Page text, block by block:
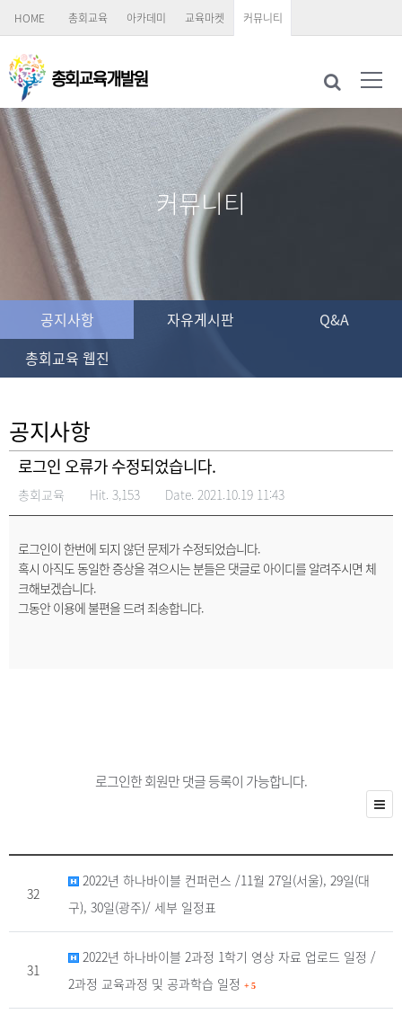
HOME 총회교육 아카데미 교육마켓 커뮤니티
커뮤니티
공지사항 자유게시판
Q&A
총회교육 웹진
공지사항
로그인 오류가 수정되었습니다.
총회교육 Hit. 3,153 Date. 2021.10.19 11:43
로그인이 한번에 되지 않던 문제가 수정되었습니다.
혹시 아직도 동일한 증상을 겪으시는 분들은 댓글로 아이디를 알려주시면 체
크해보겠습니다.
그동안 이용에 불편을 드려 죄송합니다.
로그인한 회원만 댓글 등록이 가능합니다.
32
2022년 하나바이블 컨퍼런스 /11월 27일(서울), 29일(대
구), 30일(광주)/ 세부 일정표
31
2022년 하나바이블 2과정 1학기 영상 자료 업로드 일정 /
2과정 교육과정 및 공과학습 일정 + 5